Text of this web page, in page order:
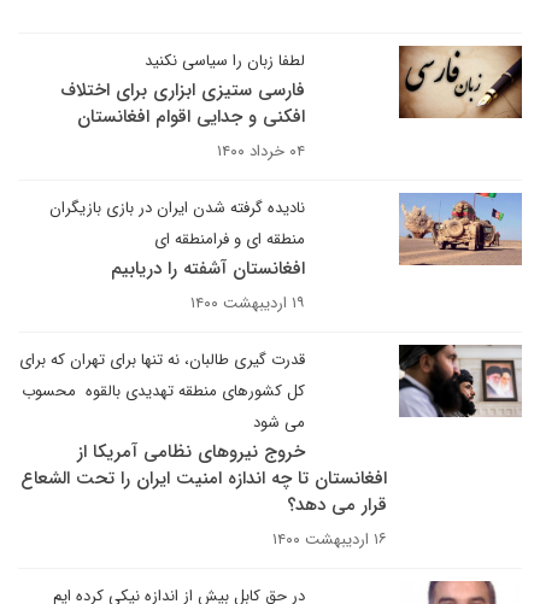
لطفا زبان را سیاسی نکنید
فارسی ستیزی ابزاری برای اختلاف
افکنی و جدایی اقوام افغانستان
۰۴ خرداد ۱۴۰۰
نادیده گرفته شدن ایران در بازی بازیگران
منطقه ای و فرامنطقه ای
افغانستان آشفته را دریابیم
۱۹ اردیبهشت ۱۴۰۰
قدرت گیری طالبان، نه تنها برای تهران که برای
کل کشورهای منطقه تهدیدی بالقوه محسوب
می شود
خروج نیروهای نظامی آمریکا از
افغانستان تا چه اندازه امنیت ایران را تحت الشعاع
قرار می دهد؟
۱۶ اردیبهشت ۱۴۰۰
در حق کابل بیش از اندازه نیکی کرده ایم